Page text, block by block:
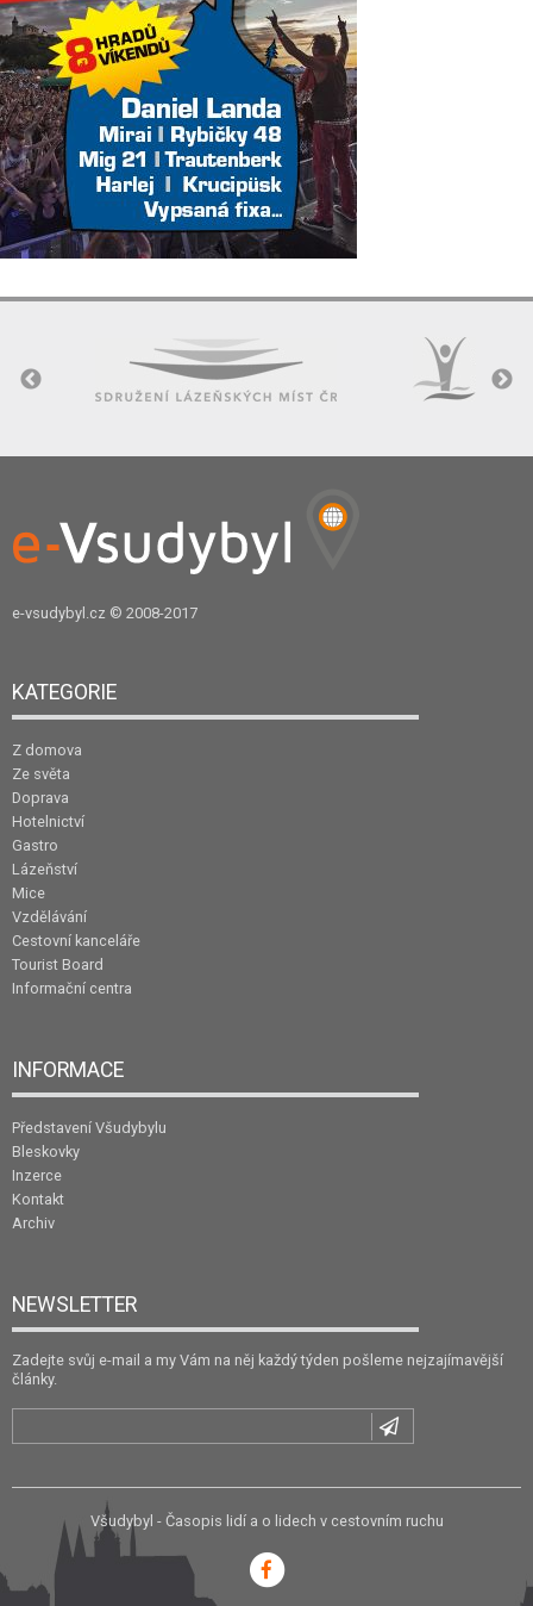
e-vsudybyl.cz © 2008-2017
KATEGORIE
Z domova
Ze světa
Doprava
Hotelnictví
Gastro
Lázeňství
Mice
Vzdělávání
Cestovní kanceláře
Tourist Board
Informační centra
INFORMACE
Představení Všudybylu
Bleskovky
Inzerce
Kontakt
Archiv
NEWSLETTER
Zadejte svůj e-mail a my Vám na něj každý týden pošleme nejzajímavější
články.
Všudybyl - Časopis lidí a o lidech v cestovním ruchu